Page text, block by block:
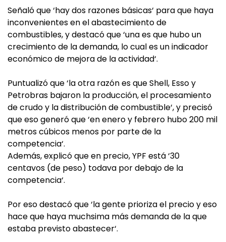
Señaló que ‘hay dos razones básicas‘ para que haya
inconvenientes en el abastecimiento de
combustibles, y destacó que ‘una es que hubo un
crecimiento de la demanda, lo cual es un indicador
económico de mejora de la actividad‘.
Puntualizó que ‘la otra razón es que Shell, Esso y
Petrobras bajaron la producción, el procesamiento
de crudo y la distribución de combustible‘, y precisó
que eso generó que ‘en enero y febrero hubo 200 mil
metros cúbicos menos por parte de la
competencia‘.
Además, explicó que en precio, YPF está ‘30
centavos (de peso) todava por debajo de la
competencia‘.
Por eso destacó que ‘la gente prioriza el precio y eso
hace que haya muchsima más demanda de la que
estaba previsto abastecer‘.